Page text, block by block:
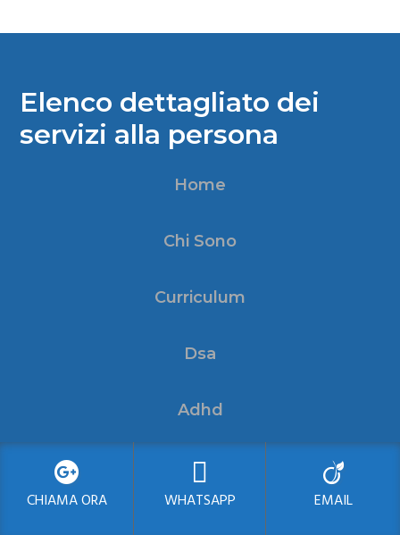
Elenco dettagliato dei
servizi alla persona
Home
Chi Sono
Curriculum
Dsa
Adhd
Bullismo
CHIAMA ORA WHATSAPP EMAIL